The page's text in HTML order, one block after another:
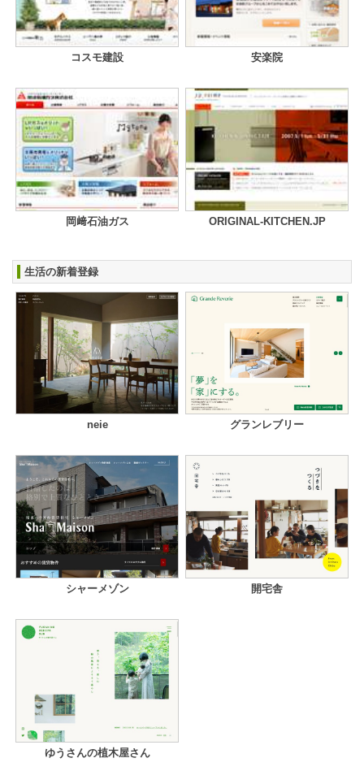
コスモ建設 安楽院
岡﨑石油ガス ORIGINAL-KITCHEN.JP
生活の新着登録
neie グランレブリー
シャーメゾン 開宅舎
ゆうさんの植木屋さん